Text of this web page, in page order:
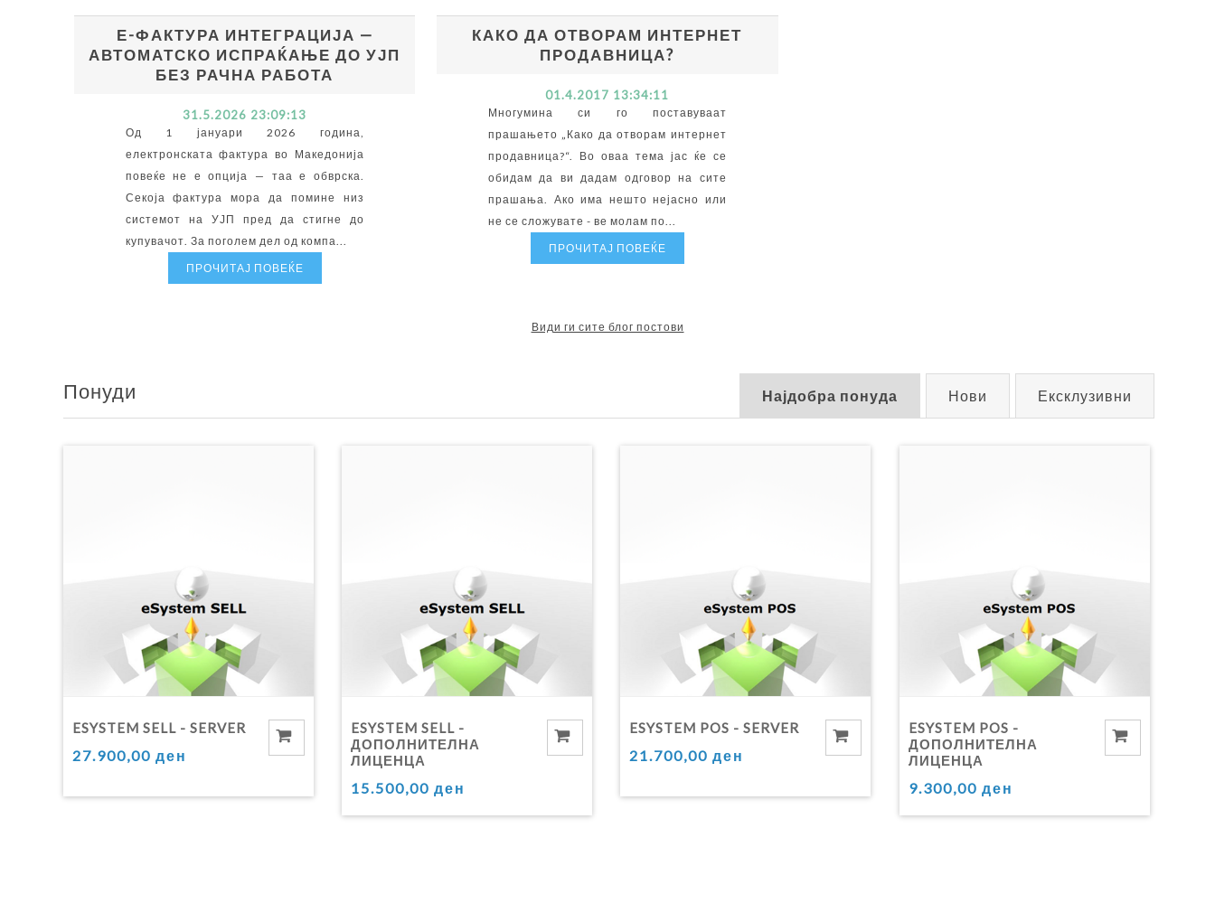
Е-ФАКТУРА ИНТЕГРАЦИЈА —
АВТОМАТСКО ИСПРАЌАЊЕ ДО УЈП
БЕЗ РАЧНА РАБОТА
31.5.2026 23:09:13
Од 1 јануари 2026 година,
електронската фактура во Македонија
повеќе не е опција — таа е обврска.
Секоја фактура мора да помине низ
системот на УЈП пред да стигне до
купувачот. За поголем дел од компа...
ПРОЧИТАЈ ПОВЕЌЕ
КАКО ДА ОТВОРАМ ИНТЕРНЕТ
ПРОДАВНИЦА?
01.4.2017 13:34:11
Многумина си го поставуваат
прашањето „Како да отворам интернет
продавница?“. Во оваа тема јас ќе се
обидам да ви дадам одговор на сите
прашања. Ако има нешто нејасно или
не се сложувате - ве молам по...
ПРОЧИТАЈ ПОВЕЌЕ
Види ги сите блог постови
Понуди Најдобра понуда Нови Ексклузивни
ESYSTEM SELL - SERVER
27.900,00 ден
ESYSTEM SELL -
ДОПОЛНИТЕЛНА
ЛИЦЕНЦА
15.500,00 ден
ESYSTEM POS - SERVER
21.700,00 ден
ESYSTEM POS -
ДОПОЛНИТЕЛНА
ЛИЦЕНЦА
9.300,00 ден